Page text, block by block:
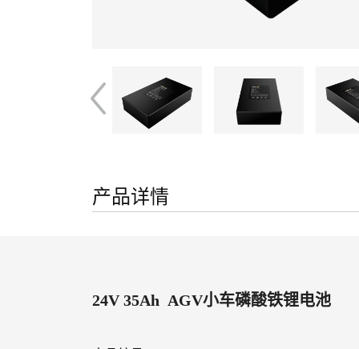
产品详情
24V 35Ah AGV小车磷酸铁锂电池